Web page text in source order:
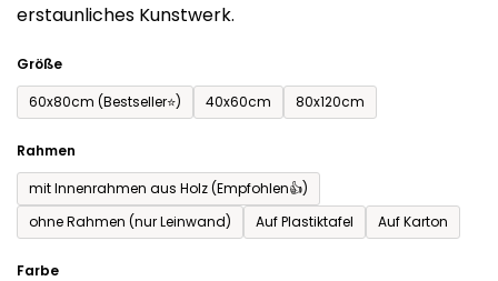
erstaunliches Kunstwerk.
Größe
60x80cm (Bestseller⭐)
40x60cm 80x120cm
Rahmen
mit Innenrahmen aus Holz (Empfohlen👍)
ohne Rahmen (nur Leinwand)
Auf Plastiktafel Auf Karton
Farbe